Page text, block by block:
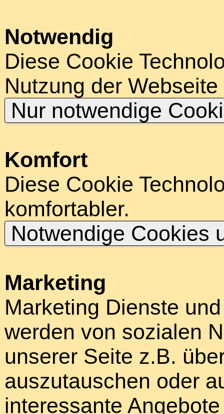
Notwendig
Diese Cookie
Nutzung der
Nur notwendige
Komfort
Diese Cookie
komfortabler.
Notwendige Cookies
Marketing
Marketing Dienste
werden von sozialen
unserer Seite z.B.
auszutauschen oder
interessante